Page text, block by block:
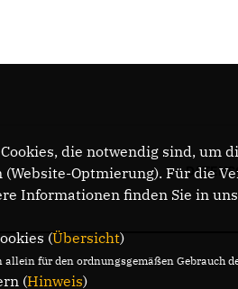
die notwendig sind,
(Website-Optmierung). Für die
Informationen finden Sie in
(Übersicht)
allein für den ordnungsgemäßen Gebrauch
(Hinweis)